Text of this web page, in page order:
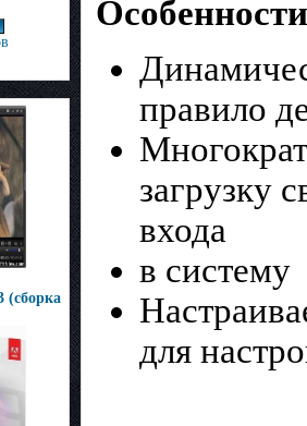
(сборка
правило
загрузку
входа
в систему
для